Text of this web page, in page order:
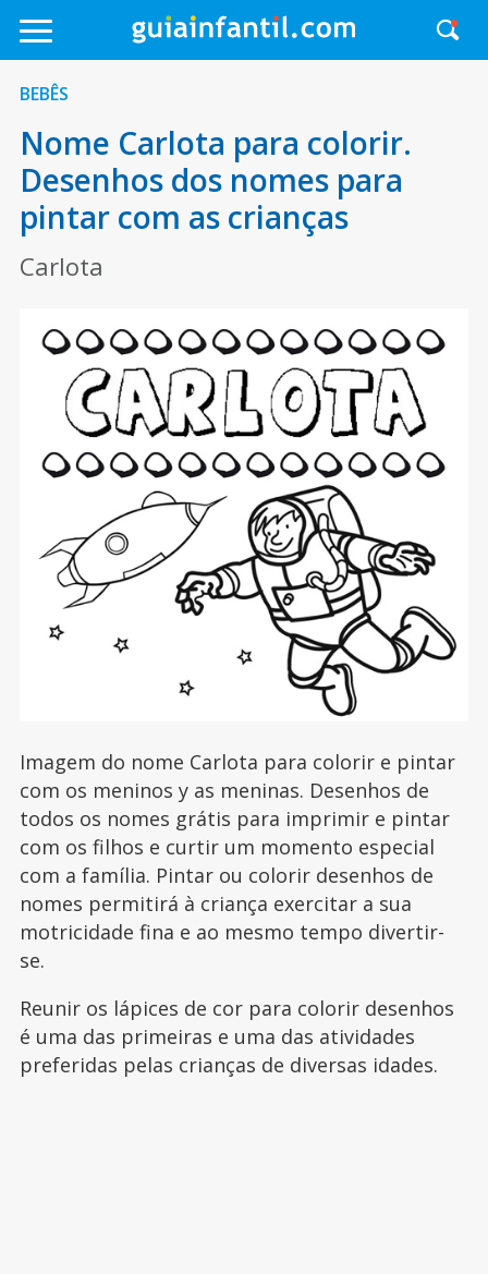
BEBÊS
Nome Carlota para colorir.
Desenhos dos nomes para
pintar com as crianças
Carlota
Imagem do nome Carlota para colorir e pintar
com os meninos y as meninas. Desenhos de
todos os nomes grátis para imprimir e pintar
com os filhos e curtir um momento especial
com a família. Pintar ou colorir desenhos de
nomes permitirá à criança exercitar a sua
motricidade fina e ao mesmo tempo divertir-
se.
Reunir os lápices de cor para colorir desenhos
é uma das primeiras e uma das atividades
preferidas pelas crianças de diversas idades.